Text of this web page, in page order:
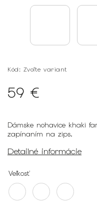
Kód: Zvoľte variant
59 €
Dámske nohavice khaki
zapínaním na zips.
Detailné informácie
Veľkosť